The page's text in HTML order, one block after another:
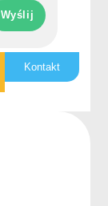
Wyślij
Kontakt